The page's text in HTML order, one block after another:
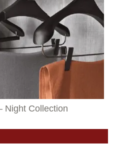
Night Collection